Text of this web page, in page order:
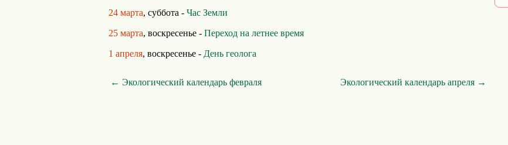
24 марта, суббота - Час Земли
25 марта, воскресенье - Переход на летнее время
1 апреля, воскресенье - День геолога
← Экологический календарь февраля Экологический календарь апреля →